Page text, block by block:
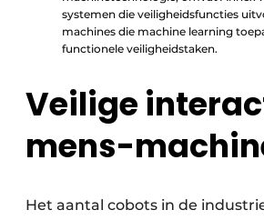
systemen die veiligheidsfuncties
machines die machine learning
functionele veiligheidstaken.
Veilige
mens-
Het aantal cobots in de